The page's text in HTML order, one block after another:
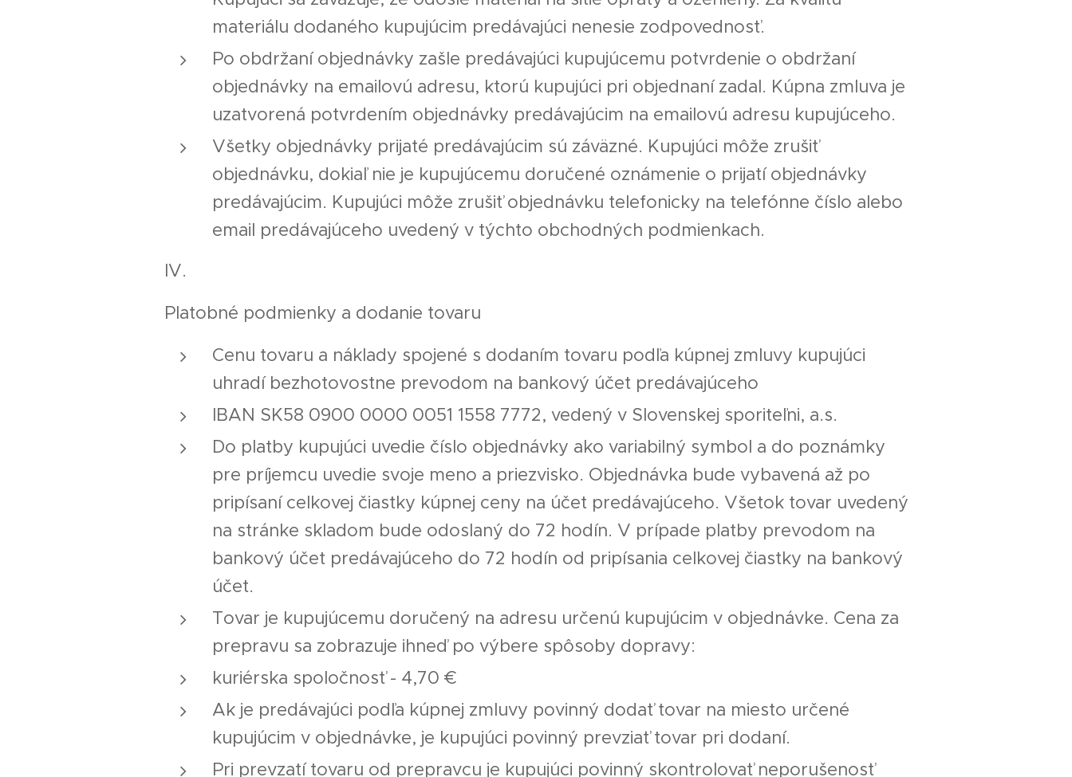
materiálu dodaného kupujúcim predávajúci nenesie zodpovednosť.
Po obdržaní objednávky zašle predávajúci kupujúcemu potvrdenie o obdržaní
objednávky na emailovú adresu, ktorú kupujúci pri objednaní zadal. Kúpna zmluva je
uzatvorená potvrdením objednávky predávajúcim na emailovú adresu kupujúceho.
Všetky objednávky prijaté predávajúcim sú záväzné. Kupujúci môže zrušiť
objednávku, dokiaľ nie je kupujúcemu doručené oznámenie o prijatí objednávky
predávajúcim. Kupujúci môže zrušiť objednávku telefonicky na telefónne číslo alebo
email predávajúceho uvedený v týchto obchodných podmienkach.
IV.
Platobné podmienky a dodanie tovaru
Cenu tovaru a náklady spojené s dodaním tovaru podľa kúpnej zmluvy kupujúci
uhradí bezhotovostne prevodom na bankový účet predávajúceho
IBAN SK58 0900 0000 0051 1558 7772, vedený v Slovenskej sporiteľni, a.s.
Do platby kupujúci uvedie číslo objednávky ako variabilný symbol a do poznámky
pre príjemcu uvedie svoje meno a priezvisko. Objednávka bude vybavená až po
pripísaní celkovej čiastky kúpnej ceny na účet predávajúceho. Všetok tovar uvedený
na stránke skladom bude odoslaný do 72 hodín. V prípade platby prevodom na
bankový účet predávajúceho do 72 hodín od pripísania celkovej čiastky na bankový
účet.
Tovar je kupujúcemu doručený na adresu určenú kupujúcim v objednávke. Cena za
prepravu sa zobrazuje ihneď po výbere spôsoby dopravy:
kuriérska spoločnosť - 4,70 €
Ak je predávajúci podľa kúpnej zmluvy povinný dodať tovar na miesto určené
kupujúcim v objednávke, je kupujúci povinný prevziať tovar pri dodaní.
Pri prevzatí tovaru od prepravcu je kupujúci povinný skontrolovať neporušenosť